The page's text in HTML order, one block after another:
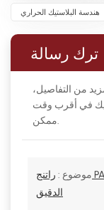
هندسة البلاستيك الحراري
ترك رسالة
من التفاصيل،
في أقرب وقت
ممكن.
موضوع : راتنج PA66 عالي النقاء من البولي أميد الهندسي
الدقيق